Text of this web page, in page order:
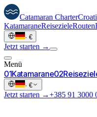
Catamaran Charter
KatamaraneReisezieleRouten
· €
Jetzt starten →
Menü
01Katamarane02
· €
Jetzt starten →+385 91 3000